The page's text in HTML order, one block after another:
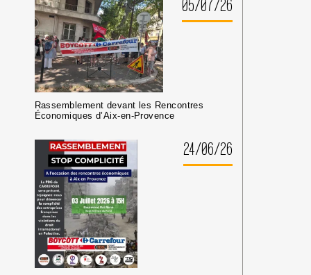
DE
GUERRE
ISRAÉLIEN·NES
PRÉSUMÉ·ES
DANS
LES
MILIEUX
UNIVERSITAIRES
OU
05/07/26
Rassemblement devant les Rencontres
Économiques d’Aix-en-Provence
24/06/26